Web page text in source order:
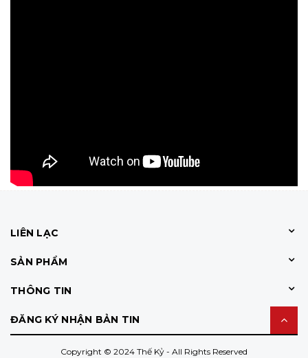
LIÊN LẠC
SẢN PHẨM
THÔNG TIN
ĐĂNG KÝ NHẬN BẢN TIN
Copyright © 2024 Thế Kỷ - All Rights Reserved